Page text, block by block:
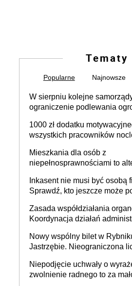
Tematy
Popularne Najnowsze
W sierpniu kolejne
ograniczenie podlewania
może objąć cały kraj
1000 zł dodatku
wszystkich pracowników
Mieszkania dla osób z
niepełnosprawnościami to
samodzielnie lub z rodziną
Inkasent nie musi być osobą
Sprawdź, kto jeszcze może
Zasada współdziałania
Koordynacja działań
Nowy wspólny bilet w
Jastrzębie. Nieograniczona
Niepodjęcie uchwały o
zwolnienie radnego to za